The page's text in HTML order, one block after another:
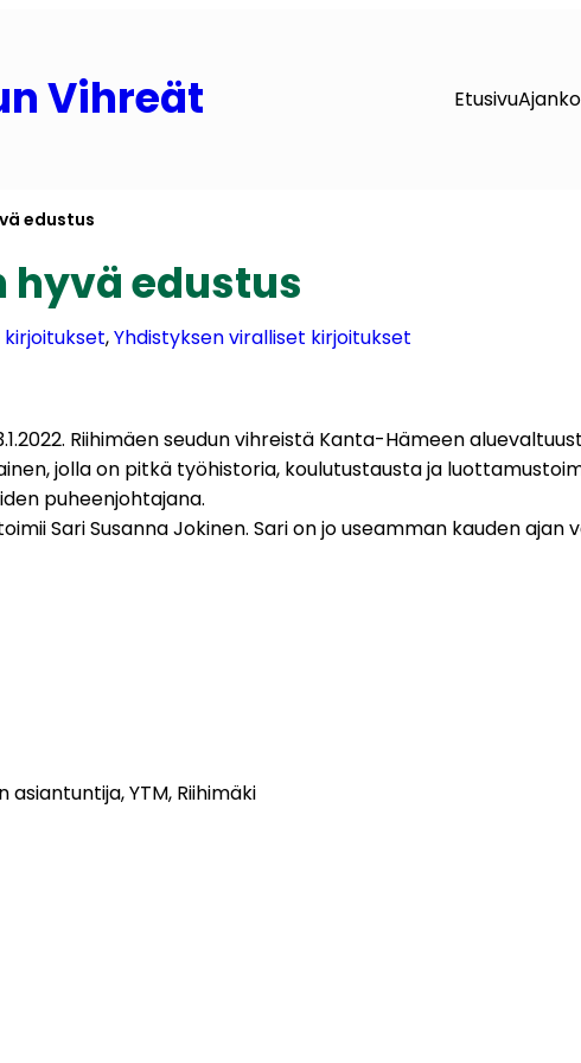
Vihreät Etusivu
edustus
edustus
, Yhdistyksen viralliset kirjoitukset
Riihimäen seudun vihreistä Kanta-Hämeen
jolla on pitkä työhistoria, koulutustausta ja
puheenjohtajana.
Sari Susanna Jokinen. Sari on jo useamman kauden ajan
YTM, Riihimäki